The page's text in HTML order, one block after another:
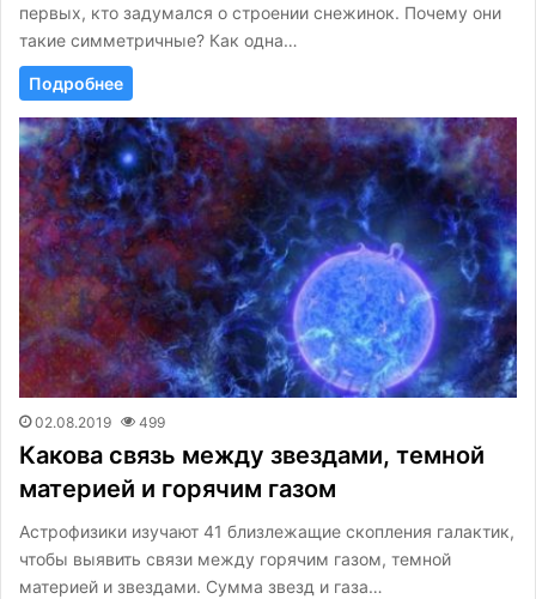
первых, кто задумался о строении снежинок. Почему они
такие симметричные? Как одна…
Подробнее
02.08.2019 499
Какова связь между звездами, темной
материей и горячим газом
Астрофизики изучают 41 близлежащие скопления галактик,
чтобы выявить связи между горячим газом, темной
материей и звездами. Сумма звезд и газа…